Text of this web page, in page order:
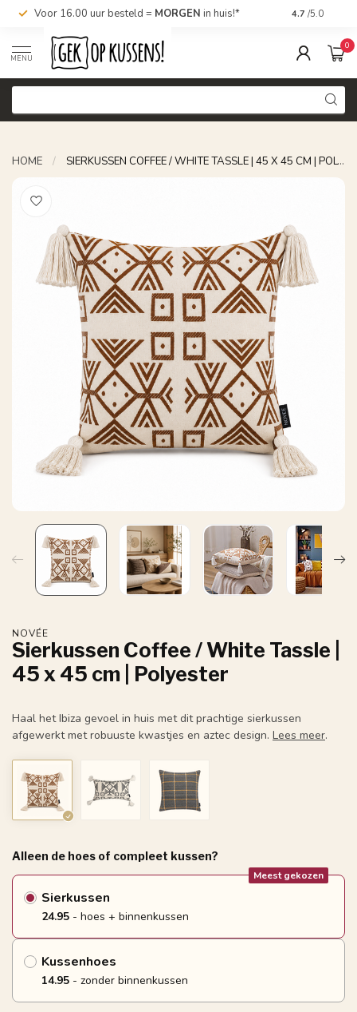
Voor 16.00 uur besteld = MORGEN in huis!* Nu bestellen,
4.7 /5.0
MENU
0
HOME / SIERKUSSEN COFFEE / WHITE TASSLE | 45 X 45 CM | POLYESTER
NOVÉE
Sierkussen Coffee / White Tassle |
45 x 45 cm | Polyester
Haal het Ibiza gevoel in huis met dit prachtige sierkussen
afgewerkt met robuuste kwastjes en aztec design. Lees meer.
Alleen de hoes of compleet kussen?
Sierkussen
Meest gekozen
24.95 - hoes + binnenkussen
Kussenhoes
14.95 - zonder binnenkussen